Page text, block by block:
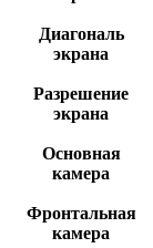
Диагональ
экрана
Разрешение
экрана
Основная
камера
Фронтальная
камера